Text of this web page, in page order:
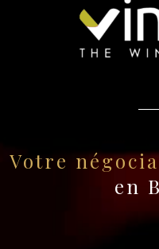
Votre
en